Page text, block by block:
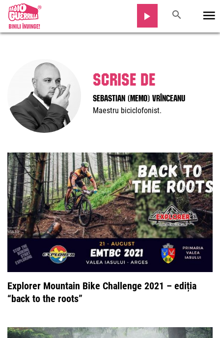
Scrise de
Sebastian (Memo) Vrînceanu
Maestru biciclofonist.
Explorer Mountain Bike Challenge 2021 – ediția
“back to the roots”